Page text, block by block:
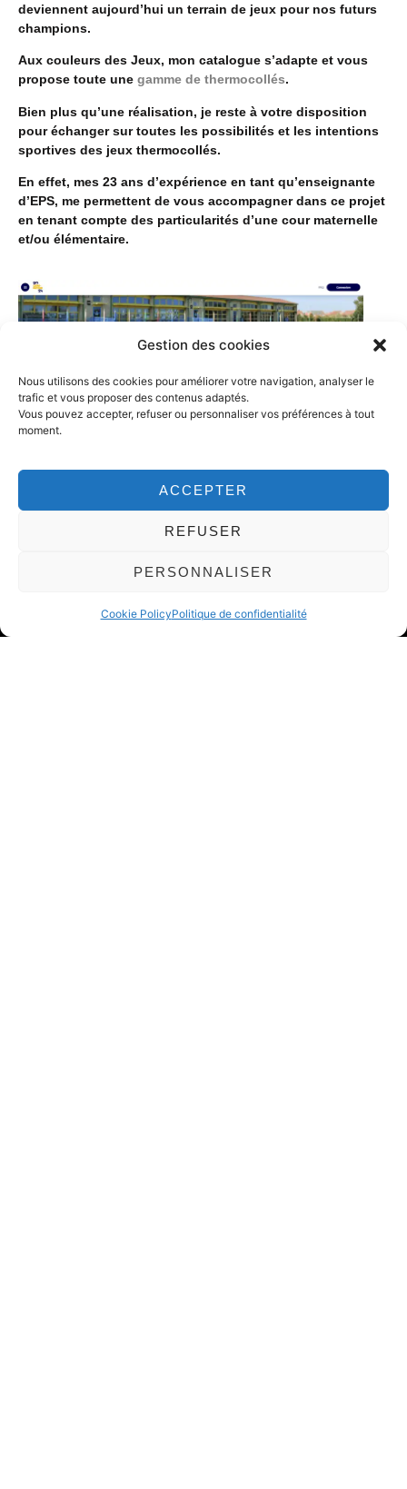
Gestion des cookies
Nous utilisons des cookies pour améliorer votre navigation, analyser le
trafic et vous proposer des contenus adaptés.
Vous pouvez accepter, refuser ou personnaliser vos préférences à tout
moment.
ACCEPTER
REFUSER
PERSONNALISER
Cookie PolicyPolitique de confidentialité
deviennent aujourd’hui un terrain de jeux pour nos futurs
champions.
Aux couleurs des Jeux, mon catalogue s’adapte et vous
propose toute une gamme de thermocollés.
Bien plus qu’une réalisation, je reste à votre disposition
pour échanger sur toutes les possibilités et les intentions
sportives des jeux thermocollés.
En effet, mes 23 ans d’expérience en tant qu’enseignante
d’EPS, me permettent de vous accompagner dans ce projet
en tenant compte des particularités d’une cour maternelle
et/ou élémentaire.
Cliquez